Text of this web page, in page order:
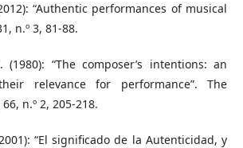
“Authentic performances of musical
n.º 3, 81-88.
(1980): “The composer’s intentions: an
relevance for performance”. The
n.º 2, 205-218.
“El significado de la Autenticidad, y